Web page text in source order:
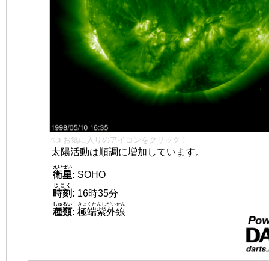
👈 お気に入りのアイコンをクリック！
太陽活動は順調に増加しています。
衛星
えいせい
: SOHO
時刻
じこく
: 16時35分
種類
しゅるい
: 極端紫外線
きょくたんしがいせん